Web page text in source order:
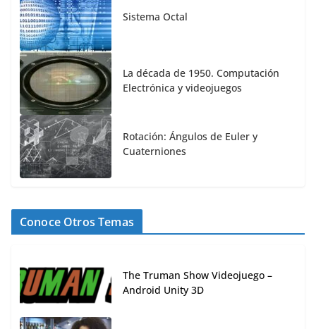
Sistema Octal
La década de 1950. Computación
Electrónica y videojuegos
Rotación: Ángulos de Euler y
Cuaterniones
Conoce Otros Temas
The Truman Show Videojuego –
Android Unity 3D